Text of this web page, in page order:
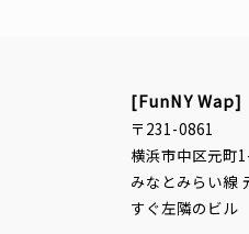
[FunNY Wap]
〒231-0861
横浜市中区元
みなとみらい線
すぐ左隣のビル